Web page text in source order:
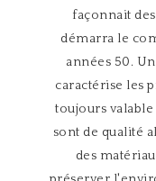
façonnait
démarra le
années 50.
caractérise les
toujours
sont de qualité
des